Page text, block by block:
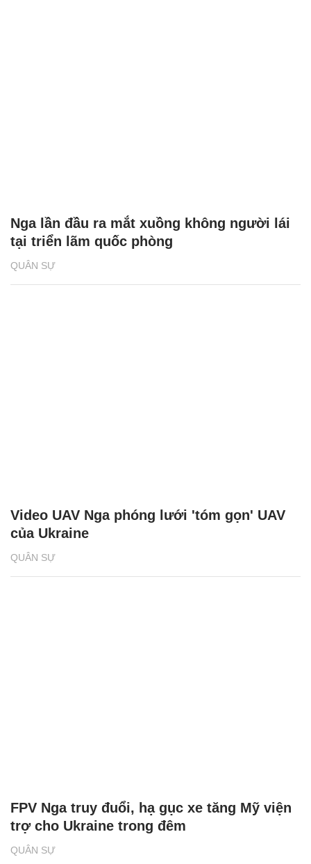
QUÂN SỰ
Nga lần đầu ra mắt xuồng không người lái
tại triển lãm quốc phòng
QUÂN SỰ
Video UAV Nga phóng lưới 'tóm gọn' UAV
của Ukraine
QUÂN SỰ
FPV Nga truy đuổi, hạ gục xe tăng Mỹ viện
trợ cho Ukraine trong đêm